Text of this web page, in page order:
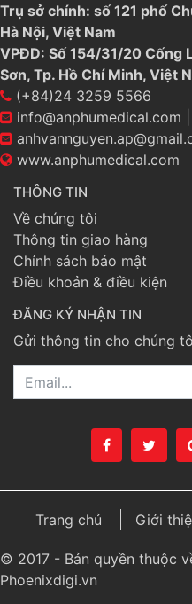
Trụ sở chính: số 121 phố
Hà Nội, Việt Nam
VPĐD: Số 154/31/20 Cống
Sơn, Tp. Hồ Chí Minh, Việt
(+84)24 3259 5566
info@anphumedical.com
www.anphumedical.com
THÔNG TIN
Về chúng tôi
Thông tin giao hàng
Chính sách bảo mật
Điều khoản & điều kiện
ĐĂNG KÝ NHẬN TIN
Gửi thông tin cho chúng
Email
Trang chủ Giới
© 2017 - Bản quyền thuộc
Phoenixdigi.vn